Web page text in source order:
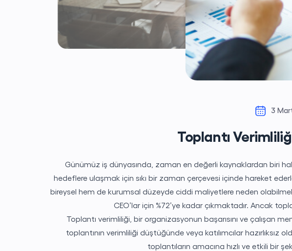
3
Toplantı
Günümüz iş dünyasında, zaman en değerli kaynaklardan biri
hedeflere ulaşmak için sıkı bir zaman çerçevesi içinde hareket
bireysel hem de kurumsal düzeyde ciddi maliyetlere neden
CEO’lar için %72’ye kadar çıkmaktadır. Ancak
Toplantı verimliliği, bir organizasyonun başarısını ve çalışan
toplantının verimliliği düştüğünde veya katılımcılar hazırlıksız
toplantıların amacına hızlı ve etkili bir